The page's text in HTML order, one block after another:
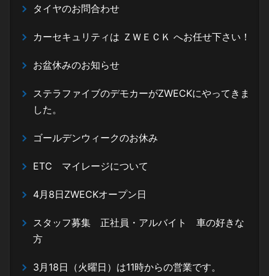
タイヤのお問合わせ
カーセキュリティは ＺＷＥＣＫ へお任せ下さい！
お盆休みのお知らせ
ステラファイブのデモカーがZWECKにやってきま
した。
ゴールデンウィークのお休み
ETC マイレージについて
4月8日ZWECKオープン日
スタッフ募集 正社員・アルバイト 車の好きな
方
3月18日（火曜日）は11時からの営業です。